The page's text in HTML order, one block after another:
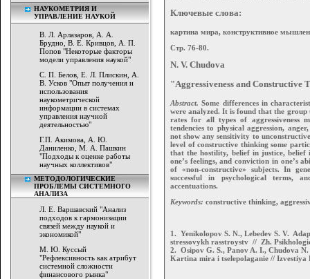
НАУКОМЕТРИЯ И
УПРАВЛЕНИЕ НАУКОЙ
В. Л. Арлазаров, А. А.
Брудно, В. Е. Кривцов, А. П.
Попов "Некоторые факторы
модели управления наукой"
С. П. Белов, Е. Л. Плискин, А.
В. Усков "Опыт получения и
использования
наукометрической
информации в системах
управления научной
деятельностью"
Г.П. Акимова, А. Ю.
Даниленко, М. А. Пашкин
"Подходы к оценке работы
научных коллективов"
МЕТОДОЛОГИЧЕСКИЕ
ПРОБЛЕМЫ СИСТЕМНОГО
АНАЛИЗА
Л. Е. Варшавский "Анализ
подходов к гармонизации
связей между наукой и
экономикой"
М. Ю. Куссый
"Рефлексивность как атрибут
системной сложности
финансового рынка"
Ключевые слова:
картина мира, конструктивное
Стр. 76-80.
N. V. Chudova
"Aggressiveness and Сonstructive
Abstract. Some differences in
were analyzed. It is found that the
rates for all types of aggressiveness
tendencies to physical aggression,
not show any sensitivity to
level of constructive thinking some
that the hostility, belief in justice,
one’s feelings, and conviction in one’s
of «non-constructive» subjects. In
successful in psychological terms,
accentuations.
Keywords: constructive thinking,
1. Yenikolopov S. N., Lebedev S. V.
stressovykh rasstroystv // Zh.
2. Osipov G. S., Panov A. I., Chudova
Kartina mira i tselepolaganie // Izvestiya